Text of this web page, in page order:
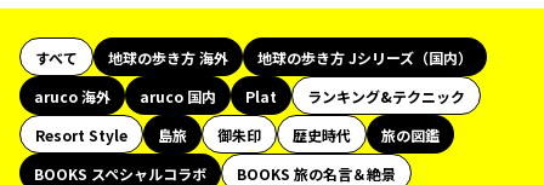
すべて 地球の歩き方 海外
地球の歩き方 Jシリーズ（国内）
aruco 海外
aruco 国内 Plat
ランキング&テクニック
Resort Style
島旅 御朱印 歴史時代
旅の図鑑
BOOKS スペシャルコラボ
BOOKS 旅の名言＆絶景